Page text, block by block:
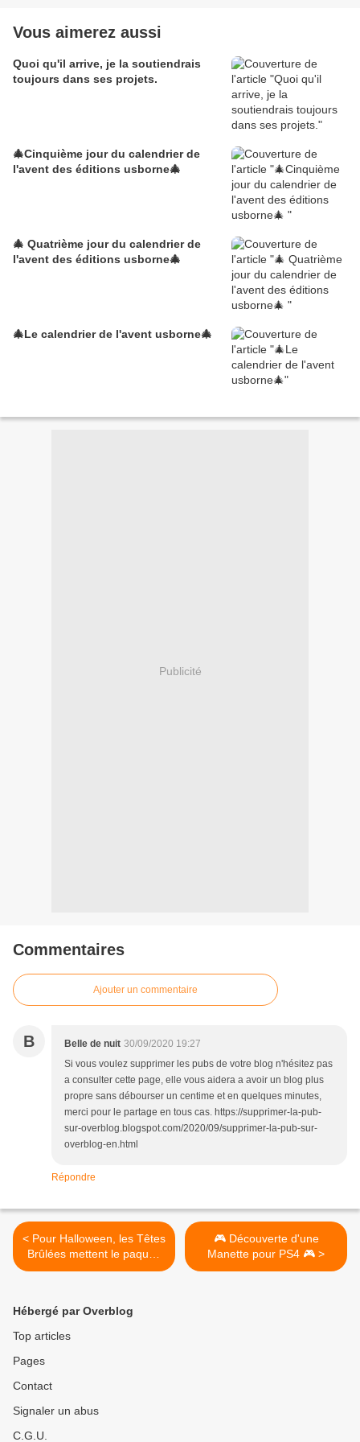
Vous aimerez aussi
Quoi qu'il arrive, je la soutiendrais
toujours dans ses projets.
🎄Cinquième jour du calendrier de
l'avent des éditions usborne🎄
🎄 Quatrième jour du calendrier de
l'avent des éditions usborne🎄
🎄Le calendrier de l'avent usborne🎄
Publicité
Commentaires
Ajouter un commentaire
B Belle de nuit 30/09/2020 19:27
Si vous voulez supprimer les pubs de votre blog n'hésitez pas
a consulter cette page, elle vous aidera a avoir un blog plus
propre sans débourser un centime et en quelques minutes,
merci pour le partage en tous cas. https://supprimer-la-pub-
sur-overblog.blogspot.com/2020/09/supprimer-la-pub-sur-
overblog-en.html
Répondre
< Pour Halloween, les Têtes
Brûlées mettent le paquet,
sensations fortes garanties.
🎮 Découverte d'une
Manette pour PS4 🎮 >
Hébergé par Overblog
Top articles
Pages
Contact
Signaler un abus
C.G.U.